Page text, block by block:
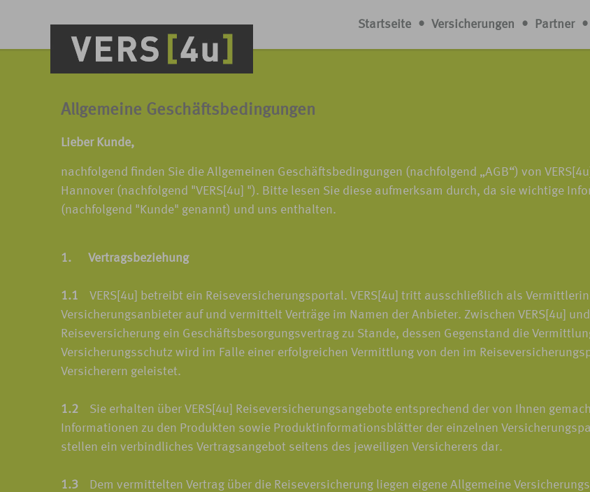
Startseite • Versicherungen • Partner •
Allgemeine Geschäftsbedingungen
Lieber Kunde,
nachfolgend finden Sie die Allgemeinen Geschäftsbedingungen (nachfolgend „AGB“) von
Hannover (nachfolgend "VERS[4u] "). Bitte lesen Sie diese aufmerksam durch, da sie wichtige
(nachfolgend "Kunde" genannt) und uns enthalten.
1. Vertragsbeziehung
1.1
VERS[4u] betreibt ein Reiseversicherungsportal. VERS[4u] tritt ausschließlich als
Versicherungsanbieter auf und vermittelt Verträge im Namen der Anbieter. Zwischen VERS[4u]
Reiseversicherung ein Geschäftsbesorgungsvertrag zu Stande, dessen Gegenstand die
Versicherungsschutz wird im Falle einer erfolgreichen Vermittlung von den im
Versicherern geleistet.
1.2 Sie erhalten über VERS[4u] Reiseversicherungsangebote entsprechend der von Ihnen
Informationen zu den Produkten sowie Produktinformationsblätter der einzelnen
stellen ein verbindliches Vertragsangebot seitens des jeweiligen Versicherers dar.
1.3 Dem vermittelten Vertrag über die Reiseversicherung liegen eigene Allgemeine